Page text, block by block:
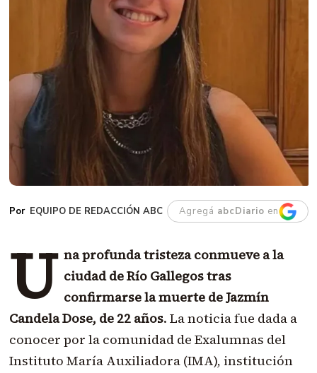
EQUIPO DE REDACCIÓN ABC Agregá abcDiario en
U na profunda tristeza conmueve a la
ciudad de Río Gallegos tras
confirmarse la muerte de Jazmín
Candela Dose, de 22 años. La noticia fue dada a
conocer por la comunidad de Exalumnas del
Instituto María Auxiliadora (IMA), institución